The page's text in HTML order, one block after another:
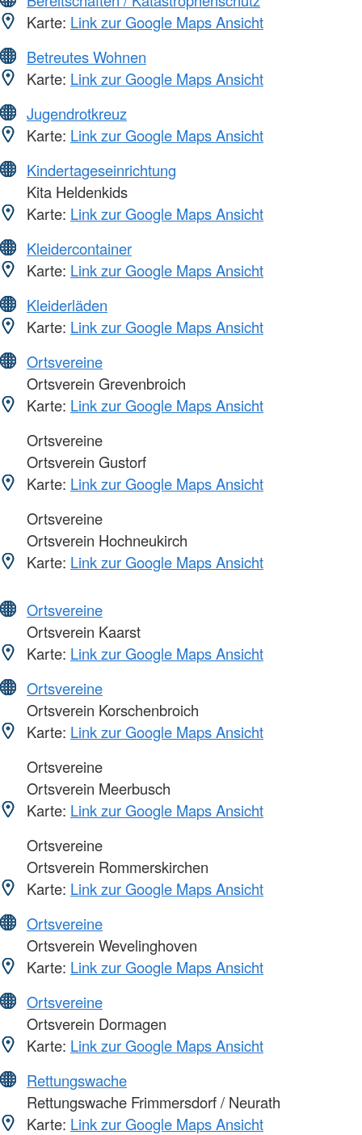
Karte: Link zur Google Maps Ansicht
Betreutes Wohnen
Karte: Link zur Google Maps Ansicht
Jugendrotkreuz
Karte: Link zur Google Maps Ansicht
Kindertageseinrichtung
Kita Heldenkids
Karte: Link zur Google Maps Ansicht
Kleidercontainer
Karte: Link zur Google Maps Ansicht
Kleiderläden
Karte: Link zur Google Maps Ansicht
Ortsvereine
Ortsverein Grevenbroich
Karte: Link zur Google Maps Ansicht
Ortsvereine
Ortsverein Gustorf
Karte: Link zur Google Maps Ansicht
Ortsvereine
Ortsverein Hochneukirch
Karte: Link zur Google Maps Ansicht
Ortsvereine
Ortsverein Kaarst
Karte: Link zur Google Maps Ansicht
Ortsvereine
Ortsverein Korschenbroich
Karte: Link zur Google Maps Ansicht
Ortsvereine
Ortsverein Meerbusch
Karte: Link zur Google Maps Ansicht
Ortsvereine
Ortsverein Rommerskirchen
Karte: Link zur Google Maps Ansicht
Ortsvereine
Ortsverein Wevelinghoven
Karte: Link zur Google Maps Ansicht
Ortsvereine
Ortsverein Dormagen
Karte: Link zur Google Maps Ansicht
Rettungswache
Rettungswache Frimmersdorf / Neurath
Karte: Link zur Google Maps Ansicht